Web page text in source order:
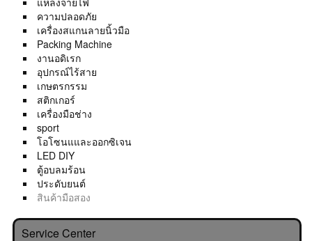
ความปลอดภัย
เครื่องสแกนลายนิ้วมือ
Packing Machine
งานอดิเรก
อุปกรณ์ไร้สาย
เกษตรกรรม
สติกเกอร์
เครื่องมือช่าง
sport
โอโซนแและออกซิเจน
LED DIY
ตู้อบลมร้อน
ประดับยนต์
สินค้ามือสอง
Service Center